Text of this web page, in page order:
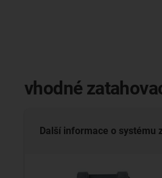
vhodné
Další informace o systému